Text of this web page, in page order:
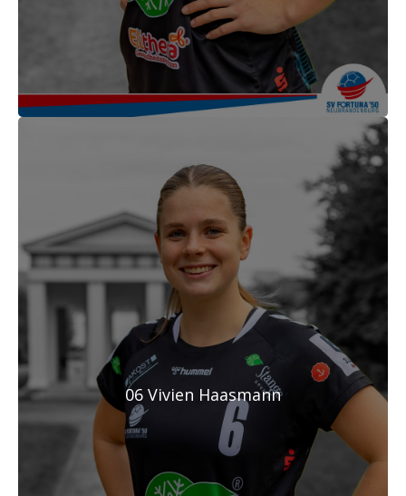
06 Vivien Haasmann